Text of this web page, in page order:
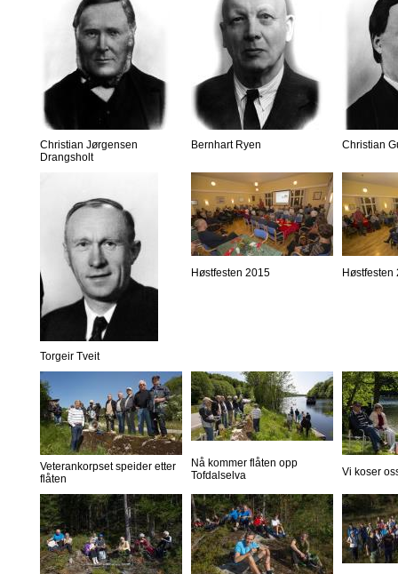
Christian Jørgensen
Drangsholt
Bernhart Ryen Christian
Torgeir Tveit
Høstfesten 2015 Høstfesten
Veterankorpset speider etter
flåten
Nå kommer flåten opp
Tofdalselva
Vi koser